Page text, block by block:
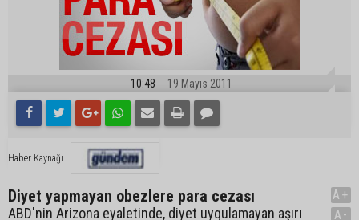
10:48 19 Mayıs 2011
Haber Kaynağı
Diyet yapmayan obezlere para cezası
ABD'nin Arizona eyaletinde, diyet uygulamayan aşırı
A+
A-